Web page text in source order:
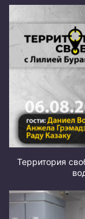
Территория